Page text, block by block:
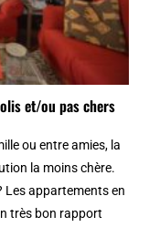
et/ou pas chers
ou entre amies, la
la moins chère.
Les appartements en
très bon rapport